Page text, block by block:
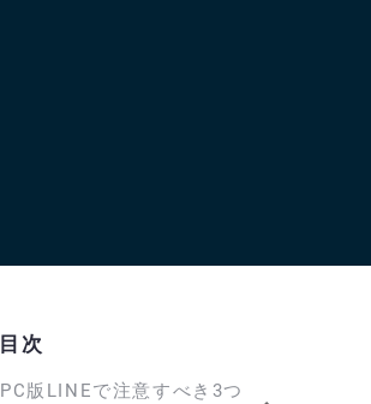
目次
PC版LINEで注意すべき3つ